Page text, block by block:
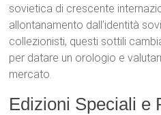
sovietica di crescente
allontanamento dall’identità
collezionisti, questi sottili
per datare un orologio e
mercato.
Edizioni Speciali e